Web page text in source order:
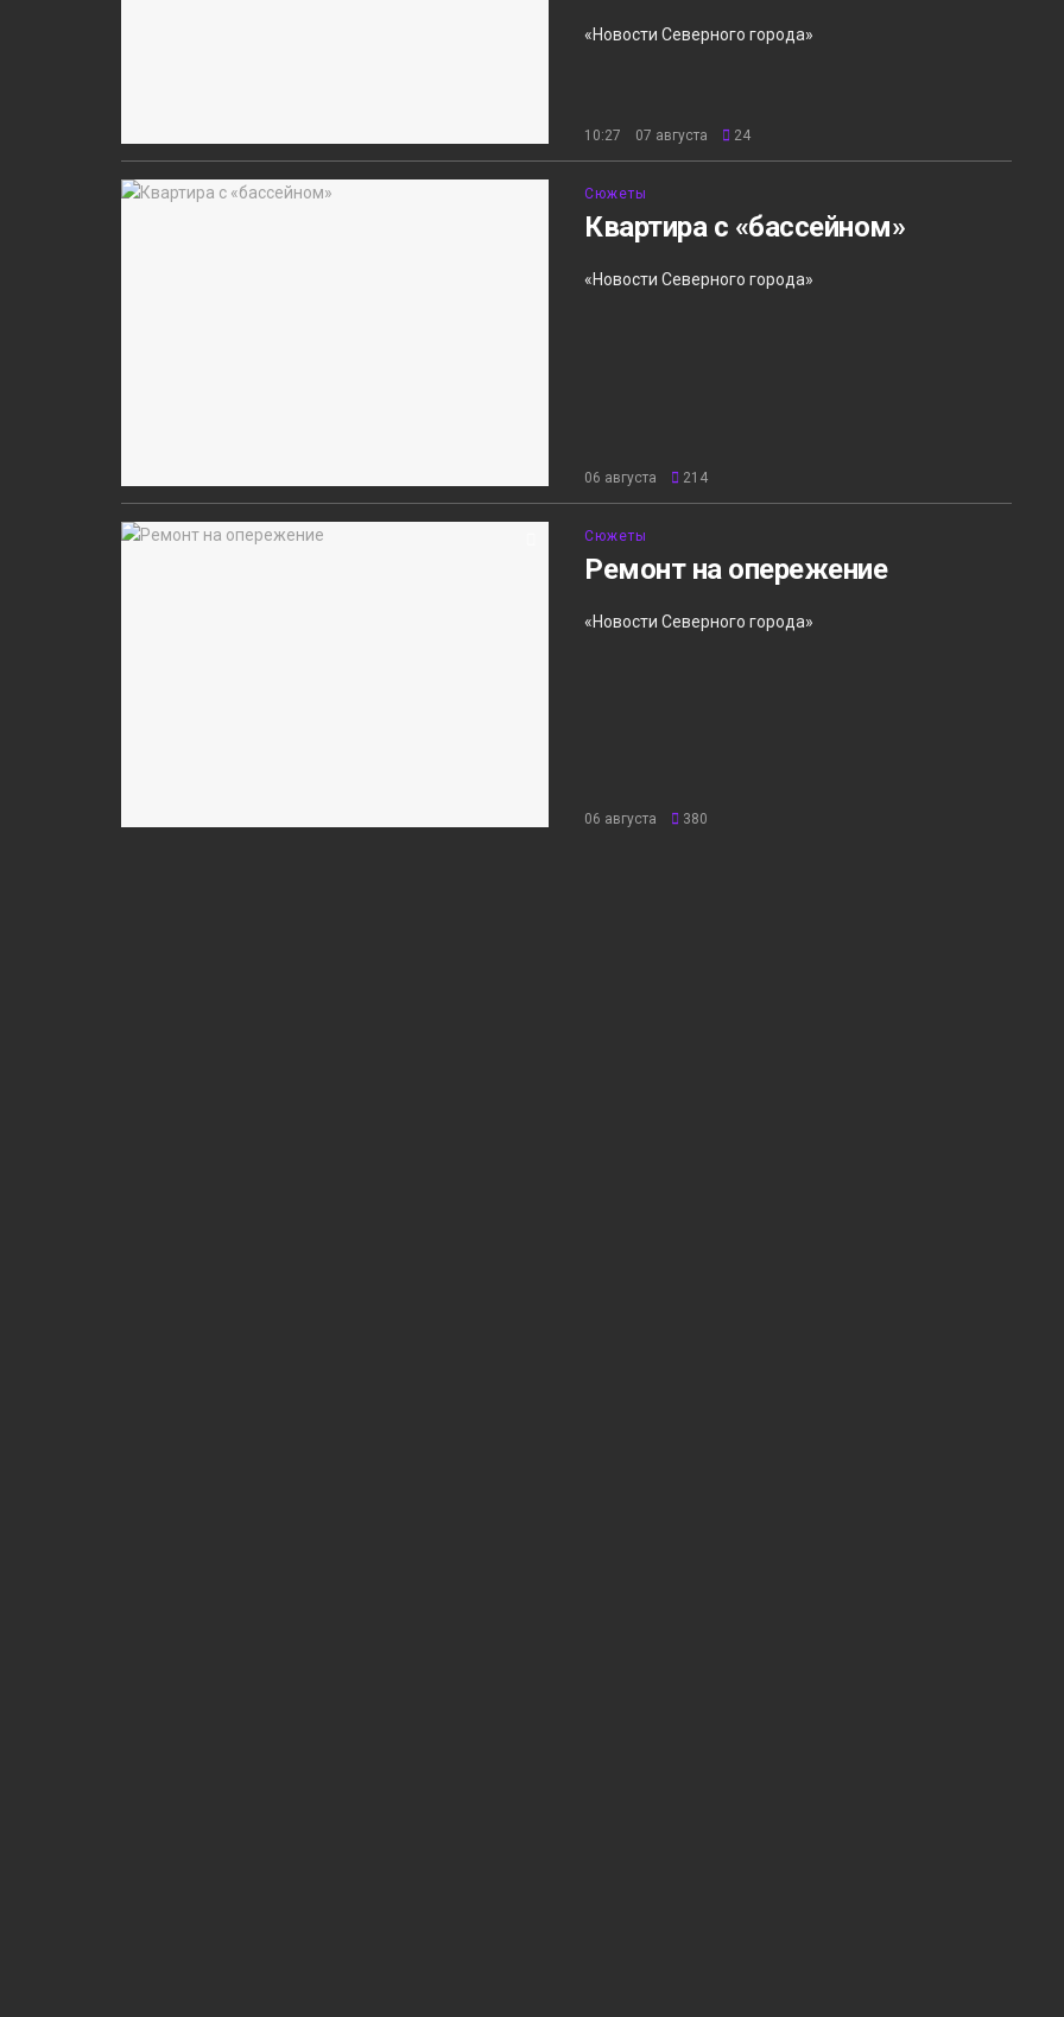
«Новости Северного города»
10:27 07 августа 24
Сюжеты
Квартира с «бассейном»
«Новости Северного города»
06 августа 214
Сюжеты
Ремонт на опережение
«Новости Северного города»
06 августа 380